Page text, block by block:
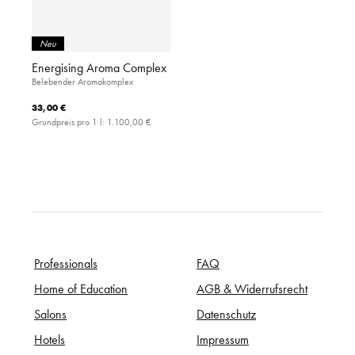
Neu
Energising Aroma Complex
Belebender Aromakomplex
33,00 €
Grundpreis pro 1 l: 1.100,00 €
Professionals
Home of Education
Salons
Hotels
FAQ
AGB & Widerrufsrecht
Datenschutz
Impressum